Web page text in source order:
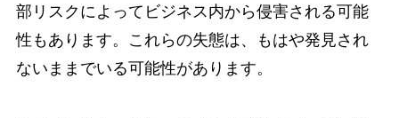
部リスクによってビジネス内から侵害される可能
性もあります。これらの失態は、もはや発見され
ないままでいる可能性があります。